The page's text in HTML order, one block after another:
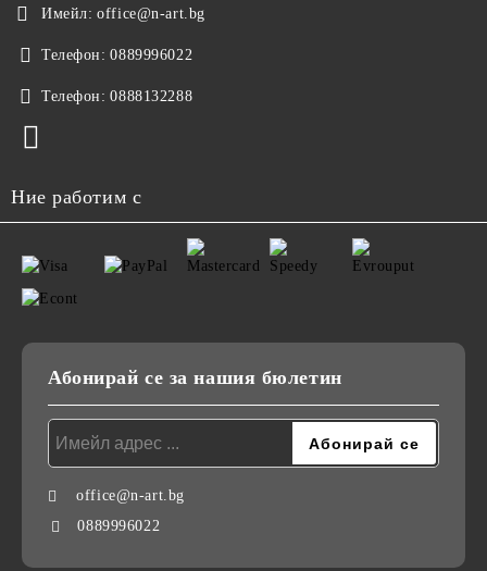
Имейл: office@n-art.bg
Телефон: 0889996022
Телефон: 0888132288
Ние работим с
Абонирай се за нашия бюлетин
office@n-art.bg
0889996022